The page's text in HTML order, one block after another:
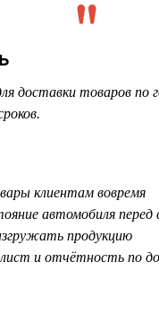
доставки товаров по
клиентам вовремя
автомобиля перед
продукцию
и отчётность по